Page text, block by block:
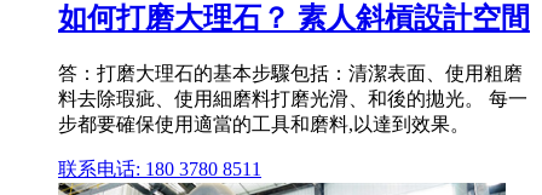
如何打磨大理石？ 素人斜槓設計空間
答：打磨大理石的基本步驟包括：清潔表面、使用粗磨
料去除瑕疵、使用細磨料打磨光滑、和後的拋光。 每一
步都要確保使用適當的工具和磨料,以達到效果。
联系电话: 180 3780 8511